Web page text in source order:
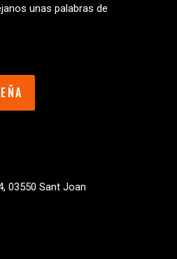
unas palabras de
03550 Sant Joan